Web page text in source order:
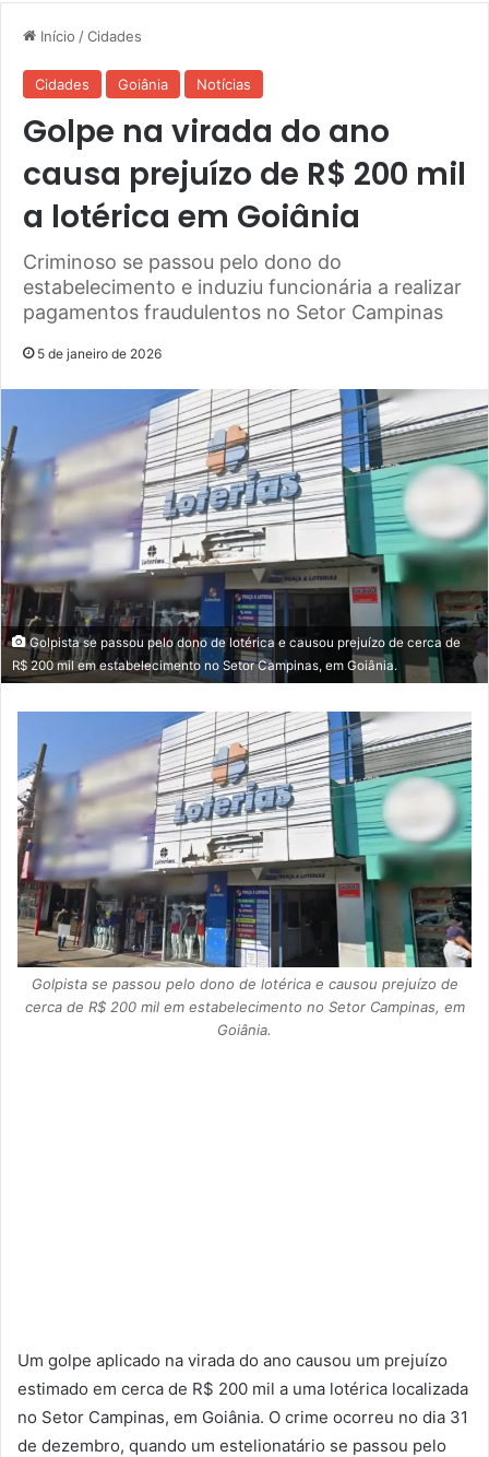
Início /Cidades
Cidades Goiânia Notícias
Golpe na virada do ano
causa prejuízo de R$ 200 mil
a lotérica em Goiânia
Criminoso se passou pelo dono do
estabelecimento e induziu funcionária a realizar
pagamentos fraudulentos no Setor Campinas
5 de janeiro de 2026
Golpista se passou pelo dono de lotérica e causou prejuízo de cerca de
R$ 200 mil em estabelecimento no Setor Campinas, em Goiânia.
Golpista se passou pelo dono de lotérica e causou prejuízo de
cerca de R$ 200 mil em estabelecimento no Setor Campinas, em
Goiânia.
Um golpe aplicado na virada do ano causou um prejuízo
estimado em cerca de R$ 200 mil a uma lotérica localizada
no Setor Campinas, em Goiânia. O crime ocorreu no dia 31
de dezembro, quando um estelionatário se passou pelo